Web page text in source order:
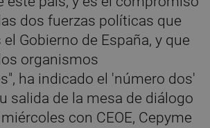
dos fuerzas políticas que
Gobierno de España, y que
organismos
ha indicado el 'número dos'
salida de la mesa de diálogo
con CEOE, Cepyme